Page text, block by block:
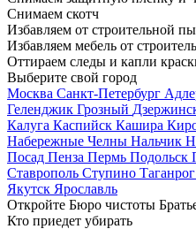
Снимаем скотч
Избавляем от строительной
Избавляем мебель от
Оттираем следы и капли
Выберите свой город
Москва Санкт-Петербург
Геленджик Грозный
Калуга Каспийск Кашира
Набережные Челны Нальчик
Посад Пенза Пермь Подольск
Ставрополь Ступино Таганрог
Якутск Ярославль
Откройте Бюро чистоты
Кто приедет убирать